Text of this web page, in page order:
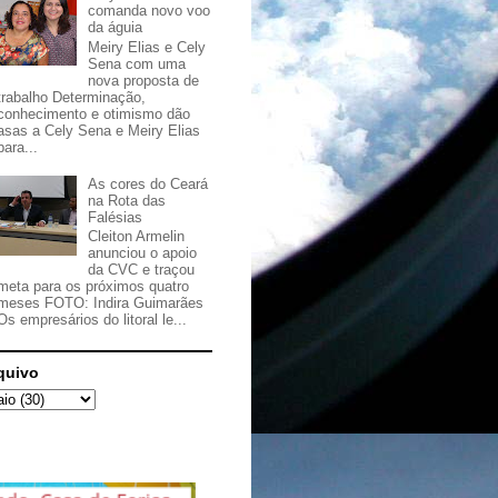
comanda novo voo
da águia
Meiry Elias e Cely
Sena com uma
nova proposta de
Determinação,
e otimismo dão
a Cely Sena e Meiry Elias
As cores do Ceará
na Rota das
Falésias
Cleiton Armelin
anunciou o apoio
da CVC e traçou
para os próximos quatro
FOTO: Indira Guimarães
empresários do litoral le...